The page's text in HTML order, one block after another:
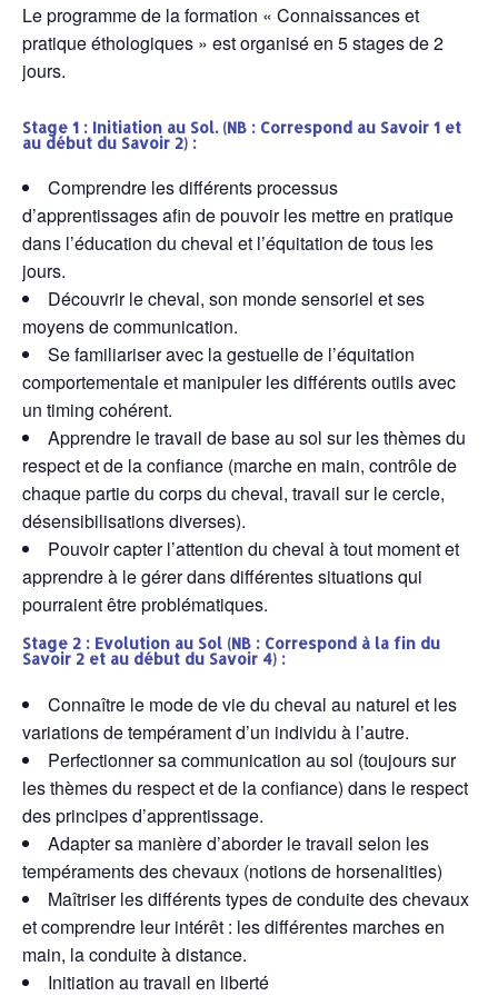
Le programme de la formation « Connaissances et
pratique éthologiques » est organisé en 5 stages de 2
jours.
Stage 1 : Initiation au Sol. (NB : Correspond au Savoir 1 et
au début du Savoir 2) :
Comprendre les différents processus
d’apprentissages afin de pouvoir les mettre en pratique
dans l’éducation du cheval et l’équitation de tous les
jours.
Découvrir le cheval, son monde sensoriel et ses
moyens de communication.
Se familiariser avec la gestuelle de l’équitation
comportementale et manipuler les différents outils avec
un timing cohérent.
Apprendre le travail de base au sol sur les thèmes du
respect et de la confiance (marche en main, contrôle de
chaque partie du corps du cheval, travail sur le cercle,
désensibilisations diverses).
Pouvoir capter l’attention du cheval à tout moment et
apprendre à le gérer dans différentes situations qui
pourraient être problématiques.
Stage 2 : Evolution au Sol (NB : Correspond à la fin du
Savoir 2 et au début du Savoir 4) :
Connaître le mode de vie du cheval au naturel et les
variations de tempérament d’un individu à l’autre.
Perfectionner sa communication au sol (toujours sur
les thèmes du respect et de la confiance) dans le respect
des principes d’apprentissage.
Adapter sa manière d’aborder le travail selon les
tempéraments des chevaux (notions de horsenalities)
Maîtriser les différents types de conduite des chevaux
et comprendre leur intérêt : les différentes marches en
main, la conduite à distance.
Initiation au travail en liberté